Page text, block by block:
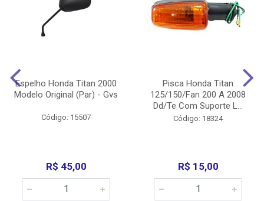
Espelho Honda Titan 2000
Modelo Original (Par) - Gvs
Código: 15507
R$ 45,00
Pisca Honda Titan
125/150/Fan 200 A 2008
Dd/Te Com Suporte L...
Código: 18324
R$ 15,00